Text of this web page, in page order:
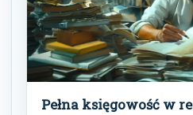
Pełna księgowość w